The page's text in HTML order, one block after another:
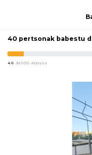
40 pertsonak babestu
40 de500 Apoyos